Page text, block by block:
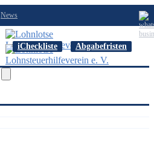
Abgabefristen
iCheckliste
News